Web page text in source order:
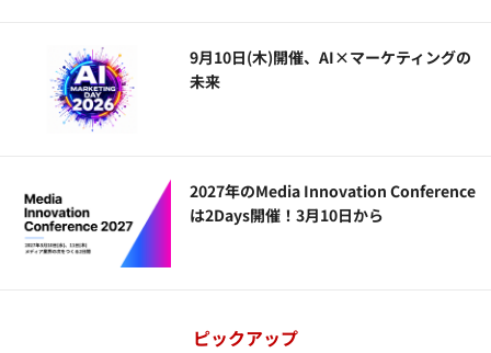
9月10日(木)開催、AI×マーケティングの
未来
2027年のMedia Innovation Conference
は2Days開催！3月10日から
ピックアップ